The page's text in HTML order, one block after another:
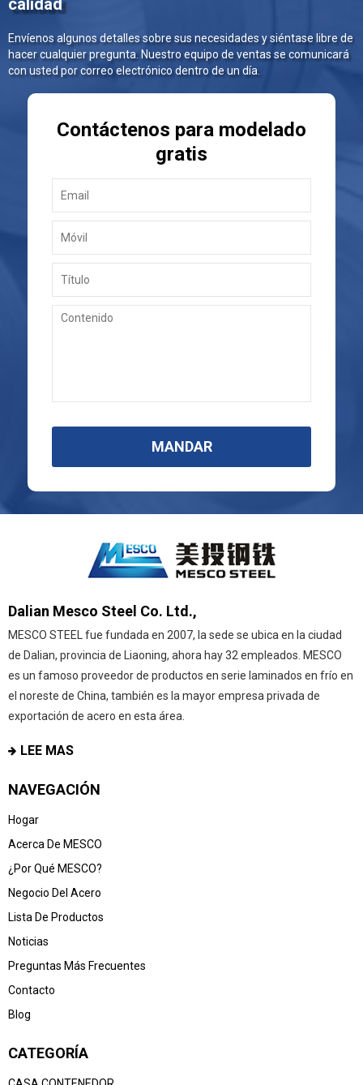
calidad
Envíenos algunos detalles sobre sus necesidades y siéntase libre de
hacer cualquier pregunta. Nuestro equipo de ventas se comunicará
con usted por correo electrónico dentro de un día.
Contáctenos para modelado
gratis
MANDAR
Dalian Mesco Steel Co. Ltd.,
MESCO STEEL fue fundada en 2007, la sede se ubica en la ciudad
de Dalian, provincia de Liaoning, ahora hay 32 empleados. MESCO
es un famoso proveedor de productos en serie laminados en frío en
el noreste de China, también es la mayor empresa privada de
exportación de acero en esta área.
LEE MAS
NAVEGACIÓN
Hogar
Acerca De MESCO
¿Por Qué MESCO?
Negocio Del Acero
Lista De Productos
Noticias
Preguntas Más Frecuentes
Contacto
Blog
CATEGORÍA